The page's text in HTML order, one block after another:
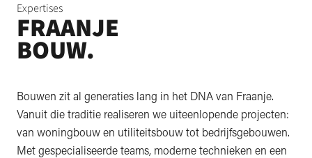
Expertises
FRAANJE
BOUW.
Bouwen zit al generaties lang in het DNA van Fraanje.
Vanuit die traditie realiseren we uiteenlopende projecten:
van woningbouw en utiliteitsbouw tot bedrijfsgebouwen.
Met gespecialiseerde teams, moderne technieken en een